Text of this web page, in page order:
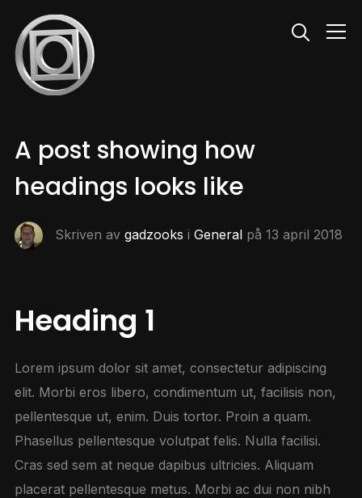
Info
A post showing how
headings looks like
Skriven av gadzooks i Generalpå 13 april 2018
Heading 1
Lorem ipsum dolor sit amet, consectetur adipiscing
elit. Morbi eros libero, condimentum ut, facilisis non,
pellentesque ut, enim. Duis tortor. Proin a quam.
Phasellus pellentesque volutpat felis. Nulla facilisi.
Cras sed sem at neque dapibus ultricies. Aliquam
placerat pellentesque metus. Morbi ac dui non nibh